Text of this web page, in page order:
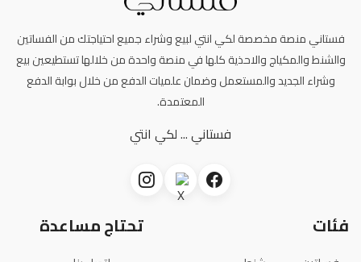
فستاني منصة مخصصة لكي انتي لبيع وشراء جميع احتياجتك من الفساتين
والشنط والمكياج والاحذية كلها في منصة واحدة من خلالها تستطيعين بيع
وشراء الجديد والمستعمل وضمان علميات الدفع من خلال بوابة الدفع
المعتمدة.
فستاني ... لكي انتي
فئات تحتاج مساعدة